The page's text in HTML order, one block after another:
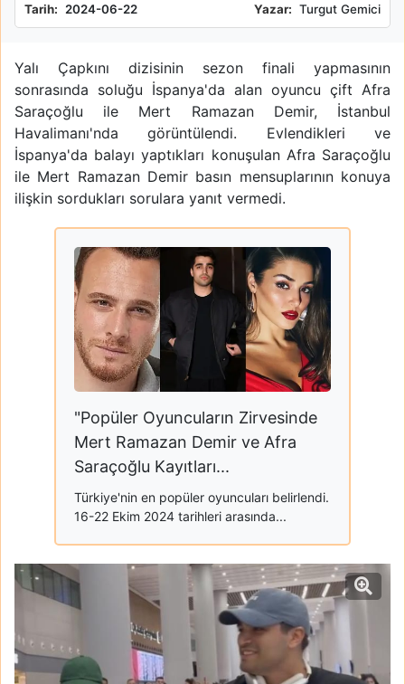
Tarih: 2024-06-22 Yazar: Turgut Gemici
Yalı Çapkını dizisinin sezon finali yapmasının
sonrasında soluğu İspanya'da alan oyuncu çift Afra
Saraçoğlu ile Mert Ramazan Demir, İstanbul
Havalimanı'nda görüntülendi. Evlendikleri ve
İspanya'da balayı yaptıkları konuşulan Afra Saraçoğlu
ile Mert Ramazan Demir basın mensuplarının konuya
ilişkin sordukları sorulara yanıt vermedi.
"Popüler Oyuncuların Zirvesinde
Mert Ramazan Demir ve Afra
Saraçoğlu Kayıtları...
Türkiye'nin en popüler oyuncuları belirlendi.
16-22 Ekim 2024 tarihleri arasında...